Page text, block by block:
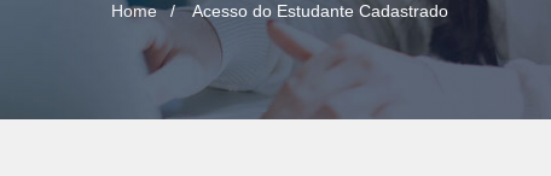
Home Acesso do Estudante Cadastrado